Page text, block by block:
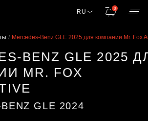
RU 0
Mercedes-Benz GLE 2025 для компании Mr. Fox
BENZ GLE 2025
MR. FOX
GLE 2024